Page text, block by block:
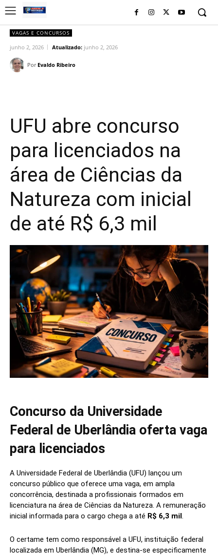
VAGAS E CONCURSOS
junho 2, 2026 Atualizado: junho 2, 2026
Por Evaldo Ribeiro
UFU abre concurso
para licenciados na
área de Ciências da
Natureza com inicial
de até R$ 6,3 mil
Concurso da Universidade
Federal de Uberlândia oferta vaga
para licenciados
A Universidade Federal de Uberlândia (UFU) lançou um
concurso público que oferece uma vaga, em ampla
concorrência, destinada a profissionais formados em
licenciatura na área de Ciências da Natureza. A remuneração
inicial informada para o cargo chega a até R$ 6,3 mil.
O certame tem como responsável a UFU, instituição federal
localizada em Uberlândia (MG), e destina-se especificamente